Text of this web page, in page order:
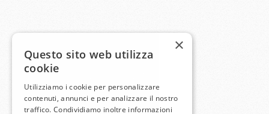
×
Questo sito web utilizza
cookie
Utilizziamo i cookie per personalizzare
contenuti, annunci e per analizzare il nostro
traffico. Condividiamo inoltre informazioni